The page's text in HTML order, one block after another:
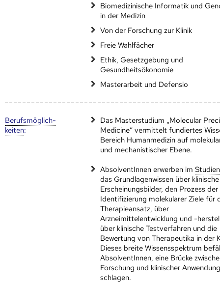
Biomedizinische Informatik und
in der Medizin
Von der Forschung zur Klinik
Freie Wahlfächer
Ethik, Gesetzgebung und
Gesundheitsökonomie
Masterarbeit und Defensio
Berufs­möglich­
keiten:
Das Masterstudium „Molecular
Medicine“ vermittelt fundiertes
Bereich Humanmedizin auf
und mechanistischer Ebene.
AbsolventInnen erwerben im
das Grundlagenwissen über klinische
Erscheinungsbilder, den Prozess der
Identifizierung molekularer Ziele für
Therapieansatz, über
Arzneimittelentwicklung und -
über klinische Testverfahren und die
Bewertung von Therapeutika in der
Dieses breite Wissensspektrum
AbsolventInnen, eine Brücke
Forschung und klinischer
schlagen.